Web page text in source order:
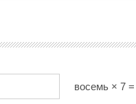
восемь × 7 =